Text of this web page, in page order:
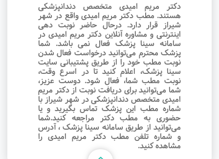
دکتر مریم امیدی متخصص دندانپزشکی
هستند. مطب دکتر مریم امیدی واقع در شهر
شیراز قرار دارد. درحال حاضر نوبت‌ دهی
اینترنتی و مشاوره آنلاین دکتر مریم امیدی در
سامانه سینا پزشک فعال نمی باشد. شما
پزشک محترم می‌توانید درخواست فعال شدن
نوبت مطب خود را از طریق پشتیبانی سایت
سینا پزشک، اعلام کنید تا در اسرع وقت‌،
نوبت مطب شما، فعال شود. دوست عزیز،
شما می‌توانید برای دریافت نوبت از دکتر مریم
امیدی متخصص دندانپزشکی در شهر شیراز با
شماره مطب این پزشک تماس بگیرید و یا
حضوری به مطب دکتر مراجعه کنید.شما
می‌توانید از طریق سامانه سینا پزشک ، آدرس
و شماره تلفن مطب دکتر مریم امیدی را
مشاهده کنید.